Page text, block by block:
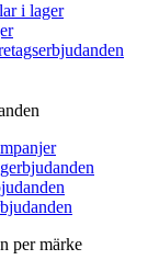
i lager
per märke